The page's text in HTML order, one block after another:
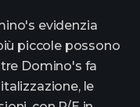
evidenzia
piccole possono
Domino's fa
le